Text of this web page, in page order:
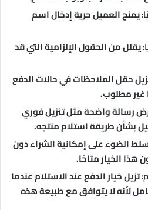
يمنح العميل حرية إدخال اسم
يقلل من الحقول الإلزامية التي قد
حقل الملاحظات في حالات الدفع
غير مطلوب.
رسالة واضحة مثل تنزيل فوري
بشأن طريقة استلام منتجه.
الضوء على إمكانية الشراء دون
الخيار متاحًا.
تزيل خيار الدفع عند الاستلام عندما
لأنه لا يتوافق مع طبيعة هذه